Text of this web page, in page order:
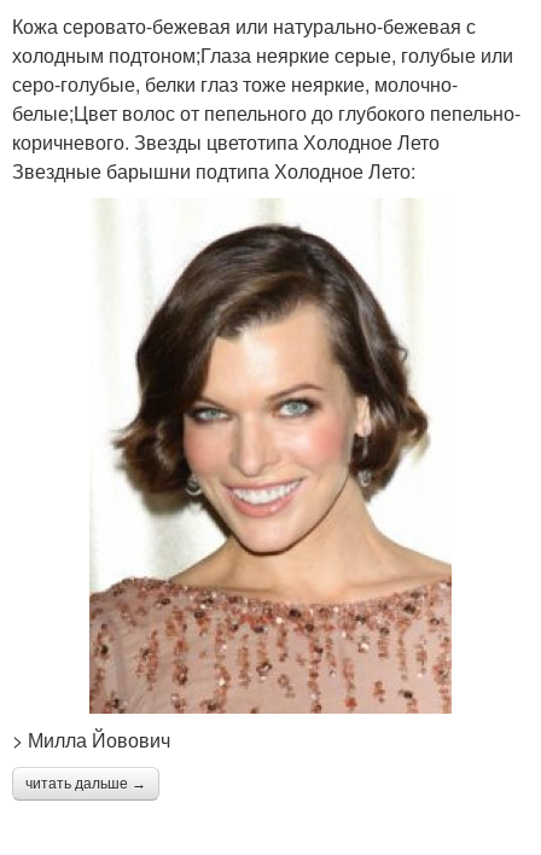
Кожа серовато-бежевая или натурально-бежевая с
холодным подтоном;Глаза неяркие серые, голубые или
серо-голубые, белки глаз тоже неяркие, молочно-
белые;Цвет волос от пепельного до глубокого пепельно-
коричневого. Звезды цветотипа Холодное Лето
Звездные барышни подтипа Холодное Лето:
> Милла Йовович
читать дальше →